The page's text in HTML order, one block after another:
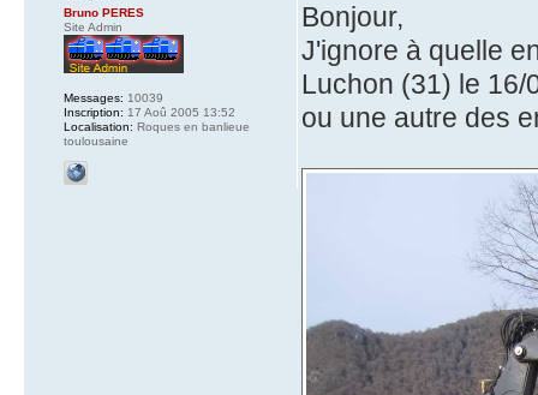
Bonjour,
J'ignore à quelle
Luchon (31) le
ou une autre des
Bruno PERES
Site Admin
Messages: 10039
Inscription: 17 Aoû 2005 13:52
Localisation: Roques en banlieue
toulousaine